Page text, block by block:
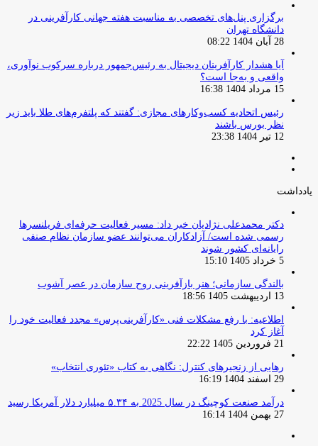
برگزاری پنل‌های تخصصی به مناسبت هفته جهانی کارآفرینی در
دانشگاه تهران
28 آبان 1404 08:22
آیا هشدار کارآفرینان دیجیتال به رئیس‌جمهور درباره سرکوب نوآوری،
واقعی و به‌جا است؟
15 مرداد 1404 16:38
‏رئیس اتحادیه کسب‌وکارهای مجازی: گفتند که پلتفرم‌های طلا باید زیر
نظر بورس باشند
12 تیر 1404 23:38
یادداشت
دکتر محمدعلی نژادیان خبر داد: مسیر فعالیت حرفه‌ای فریلنسرها
رسمی شده است/ آزادکاران می‌توانند عضو سازمان نظام صنفی
رایانه‌ای کشور شوند
5 خرداد 1405 15:10
بالندگی سازمانی؛ هنر بازآفرینی روح سازمان در عصر آشوب
13 اردیبهشت 1405 18:56
اطلاعیه: با رفع مشکلات فنی «کارآفرینی‌پرس» مجدد فعالیت خود را
آغاز کرد
21 فروردین 1405 22:22
رهایی از زنجیرهای کنترل: نگاهی به کتاب «تئوری انتخاب»
29 اسفند 1404 16:19
درآمد صنعت کوچینگ در سال 2025 به ۵.۳۴ میلیارد دلار آمریکا رسید
27 بهمن 1404 16:14